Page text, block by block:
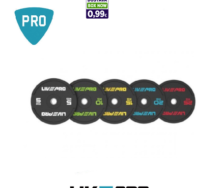
Sportska
prehrana
Cardio
vježbanje
Podloge